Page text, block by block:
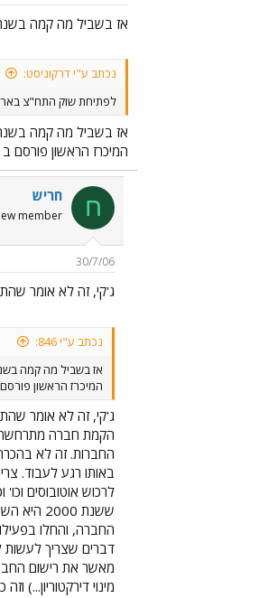
אז בשביל מה קמה בשנת
נכתב ע"י דרקוניסט:
לפתיחת שוק התח"צ
אז בשביל מה קמה בשנת
המיכרז הראשון פורסם ב 2000?
ח חריש
member
30/7/06
ג'קי, זה לא אומר
נכתב ע"י 846:
אז בשביל מה קמה בשנת
המיכרז הראשון פורסם ב
ג'קי, זה לא אומר
הקמת חברה
החברות. זה לא
באותו רגע לעבוד.
לרכוש אוטובוסים וכו'
ששנת
החברה, והחלו
דברים שצריך
מאשר את רישום
מינוי דירקטוריון...)